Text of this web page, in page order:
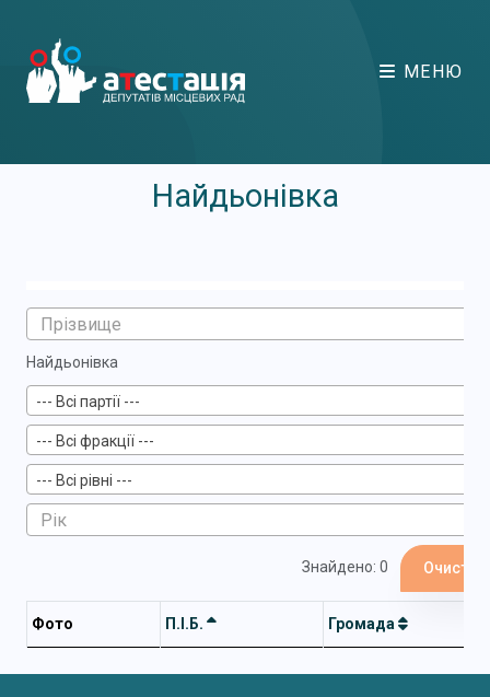
МЕНЮ
Найдьонівка
Найдьонівка
--- Всі партії ---
--- Всі фракції ---
--- Всі рівні ---
Знайдено: 0
Фото П.І.Б. Громада